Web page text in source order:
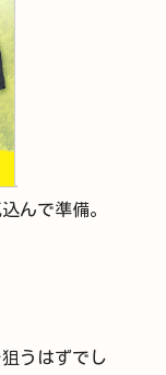
んで準備。
うはずでし